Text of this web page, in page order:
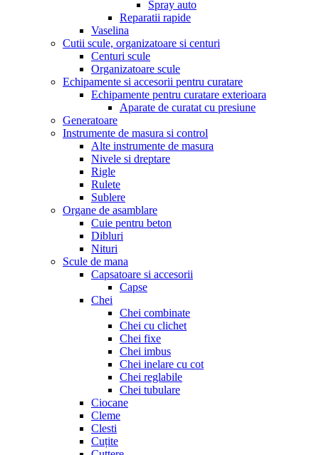
Spray auto
Reparatii rapide
Vaselina
Cutii scule, organizatoare si centuri
Centuri scule
Organizatoare scule
Echipamente si accesorii pentru curatare
Echipamente pentru curatare exterioara
Aparate de curatat cu presiune
Generatoare
Instrumente de masura si control
Alte instrumente de masura
Nivele si dreptare
Rigle
Rulete
Sublere
Organe de asamblare
Cuie pentru beton
Dibluri
Nituri
Scule de mana
Capsatoare si accesorii
Capse
Chei
Chei combinate
Chei cu clichet
Chei fixe
Chei imbus
Chei inelare cu cot
Chei reglabile
Chei tubulare
Ciocane
Cleme
Clesti
Cuțite